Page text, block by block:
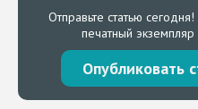
Отправьте статью сегодня!
печатный экземпляр
Опубликовать